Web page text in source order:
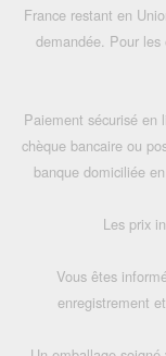
France restant en
demandée. Pour les
Paiement sécurisé en
chèque bancaire ou
banque domiciliée
Les prix
Vous êtes
enregistrement